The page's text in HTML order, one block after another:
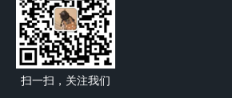
扫一扫，关注我们